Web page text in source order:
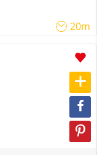
20m